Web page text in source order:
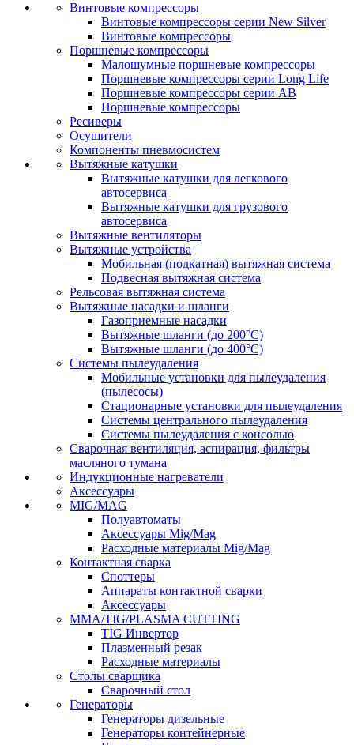
Винтовые компрессоры
Винтовые компрессоры серии New Silver
Винтовые компрессоры
Поршневые компрессоры
Малошумные поршневые компрессоры
Поршневые компрессоры серии Long Life
Поршневые компрессоры серии AB
Поршневые компрессоры
Ресиверы
Осушители
Компоненты пневмосистем
Вытяжные катушки
Вытяжные катушки для легкового
автосервиса
Вытяжные катушки для грузового
автосервиса
Вытяжные вентиляторы
Вытяжные устройства
Мобильная (подкатная) вытяжная система
Подвесная вытяжная система
Рельсовая вытяжная система
Вытяжные насадки и шланги
Газоприемные насадки
Вытяжные шланги (до 200°C)
Вытяжные шланги (до 400°C)
Системы пылеудаления
Мобильные установки для пылеудаления
(пылесосы)
Стационарные установки для пылеудаления
Системы центрального пылеудаления
Системы пылеудаления с консолью
Сварочная вентиляция, аспирация, фильтры
масляного тумана
Индукционные нагреватели
Аксессуары
MIG/MAG
Полуавтоматы
Аксессуары Mig/Mag
Расходные материалы Mig/Mag
Контактная сварка
Споттеры
Аппараты контактной сварки
Аксессуары
MMA/TIG/PLASMA CUTTING
TIG Инвертор
Плазменный резак
Расходные материалы
Столы сварщика
Сварочный стол
Генераторы
Генераторы дизельные
Генераторы контейнерные